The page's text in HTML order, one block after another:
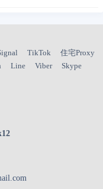
TikTok
住宅Proxy
Line Viber
Skype